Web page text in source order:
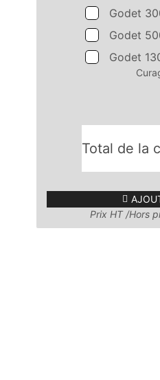
Godet
Godet
Godet
Total de la
Prix HT /Hors